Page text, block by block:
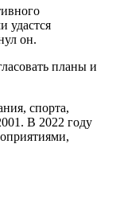
удастся
он.
планы и
спорта,
В 2022 году